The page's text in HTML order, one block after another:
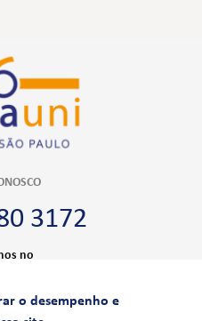
3172
no
o desempenho e